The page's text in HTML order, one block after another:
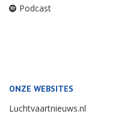
Podcast
ONZE WEBSITES
Luchtvaartnieuws.nl